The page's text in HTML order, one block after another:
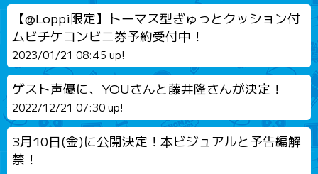
【@Loppi限定】トーマス型ぎゅっとクッション付
ムビチケコンビニ券予約受付中！
2023/01/21 08:45 up!
ゲスト声優に、YOUさんと藤井隆さんが決定！
2022/12/21 07:30 up!
3月10日(金)に公開決定！本ビジュアルと予告編解
禁！